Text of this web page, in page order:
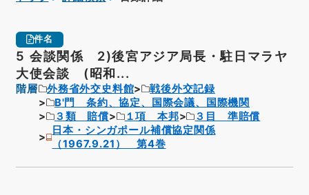
件名
5 会談関係 2)後宮アジア局長・駐日マラヤ
大使会談 (昭和...
階層 外務省外交史料館
戦後外交記録
B'門 条約、協定、国際会議、国際機関
３類 賠償
１項 本邦
３目 準賠償
日本・シンガポール補償協定関係
（1967.9.21） 第4巻